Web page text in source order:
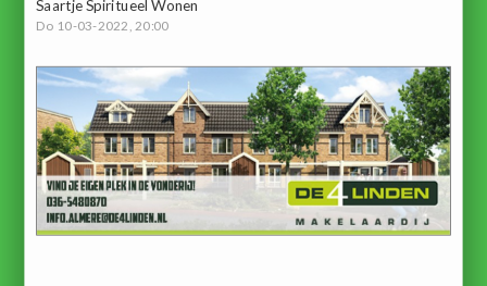
Saartje Spiritueel Wonen
Do 10-03-2022, 20:00